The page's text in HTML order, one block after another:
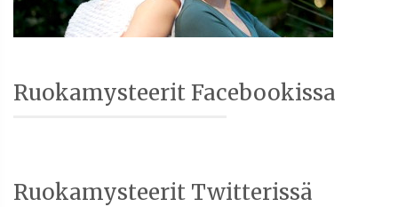
Ruokamysteerit Facebookissa
Ruokamysteerit Twitterissä